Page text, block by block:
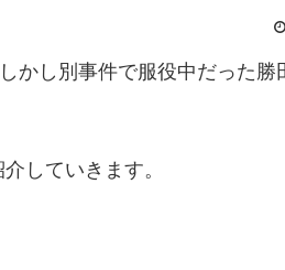
かし別事件で服役中だった勝
していきます。